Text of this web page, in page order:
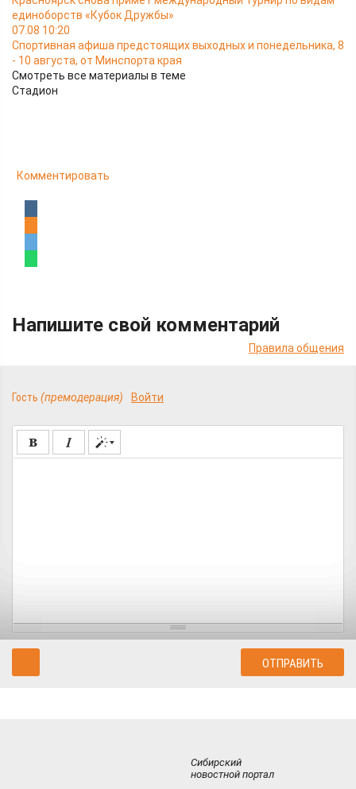
единоборств «Кубок Дружбы»
07.08 10:20
Спортивная афиша предстоящих выходных и понедельника, 8
- 10 августа, от Минспорта края
Смотреть все материалы в теме
Стадион
Комментировать
Напишите свой комментарий
Правила общения
Гость (премодерация) Войти
Сибирский
новостной портал